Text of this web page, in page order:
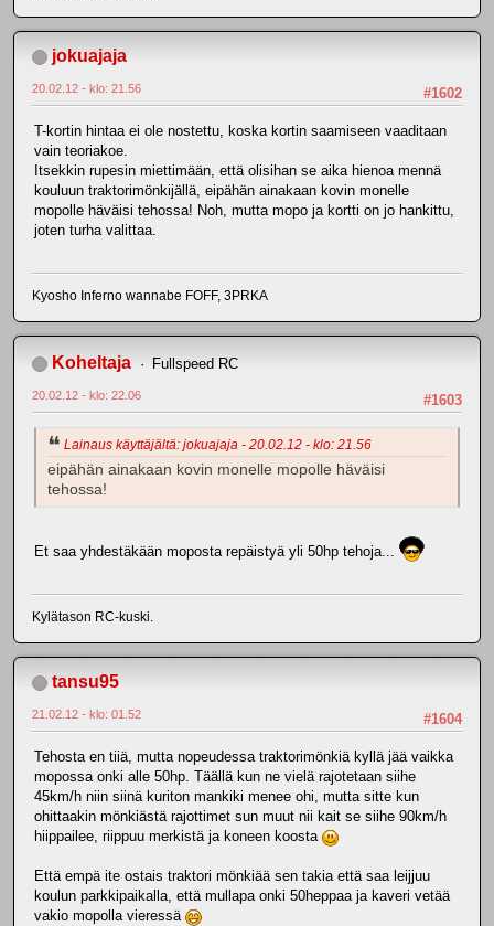
jokuajaja
#1602
20.02.12 - klo: 21.56
T-kortin hintaa ei ole nostettu, koska kortin saamiseen vaaditaan
vain teoriakoe.
Itsekkin rupesin miettimään, että olisihan se aika hienoa mennä
kouluun traktorimönkijällä, eipähän ainakaan kovin monelle
mopolle häväisi tehossa! Noh, mutta mopo ja kortti on jo hankittu,
joten turha valittaa.
Kyosho Inferno wannabe FOFF, 3PRKA
Koheltaja Fullspeed RC
#1603
20.02.12 - klo: 22.06
Lainaus käyttäjältä: jokuajaja - 20.02.12 - klo: 21.56
eipähän ainakaan kovin monelle mopolle häväisi
tehossa!
Et saa yhdestäkään moposta repäistyä yli 50hp tehoja...
Kylätason RC-kuski.
tansu95
#1604
21.02.12 - klo: 01.52
Tehosta en tiiä, mutta nopeudessa traktorimönkiä kyllä jää vaikka
mopossa onki alle 50hp. Täällä kun ne vielä rajotetaan siihe
45km/h niin siinä kuriton mankiki menee ohi, mutta sitte kun
ohittaakin mönkiästä rajottimet sun muut nii kait se siihe 90km/h
hiippailee, riippuu merkistä ja koneen koosta
Että empä ite ostais traktori mönkiää sen takia että saa leijjuu
koulun parkkipaikalla, että mullapa onki 50heppaa ja kaveri vetää
vakio mopolla vieressä